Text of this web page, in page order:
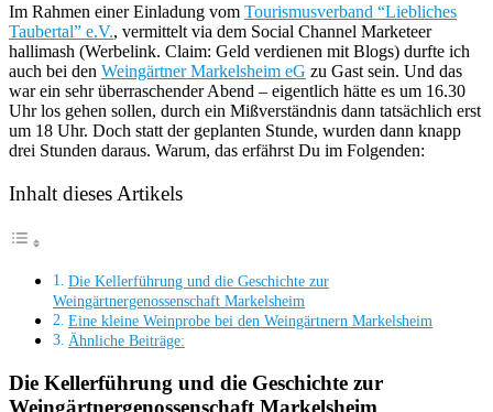
Im Rahmen einer Einladung vom Tourismusverband “Liebliches
Taubertal” e.V., vermittelt via dem Social Channel Marketeer
hallimash (Werbelink. Claim: Geld verdienen mit Blogs) durfte ich
auch bei den Weingärtner Markelsheim eG zu Gast sein. Und das
war ein sehr überraschender Abend – eigentlich hätte es um 16.30
Uhr los gehen sollen, durch ein Mißverständnis dann tatsächlich erst
um 18 Uhr. Doch statt der geplanten Stunde, wurden dann knapp
drei Stunden daraus. Warum, das erfährst Du im Folgenden:
Inhalt dieses Artikels
Die Kellerführung und die Geschichte zur
Weingärtnergenossenschaft Markelsheim
Eine kleine Weinprobe bei den Weingärtnern Markelsheim
Ähnliche Beiträge:
Die Kellerführung und die Geschichte zur
Weingärtnergenossenschaft Markelsheim